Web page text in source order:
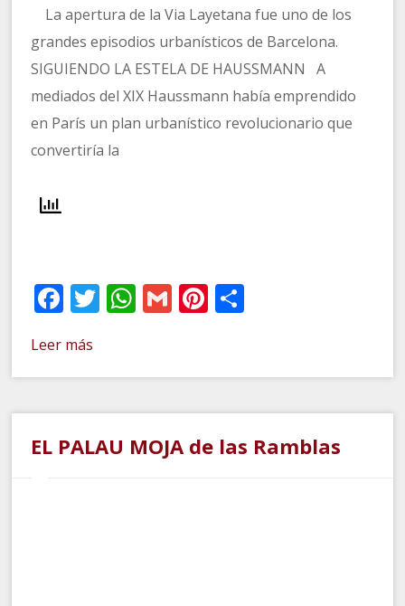
La apertura de la Via Layetana fue uno de los
grandes episodios urbanísticos de Barcelona.
SIGUIENDO LA ESTELA DE HAUSSMANN A
mediados del XIX Haussmann había emprendido
en París un plan urbanístico revolucionario que
convertiría la
Facebook
Twitter
WhatsApp
GmailPinterest
Leer más
EL PALAU MOJA de las Ramblas